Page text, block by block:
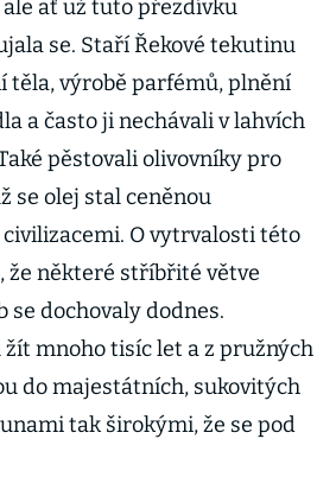
ale ať už tuto přezdívku
se. Staří Řekové tekutinu
těla, výrobě parfémů, plnění
a často ji nechávali v lahvích
pěstovali olivovníky pro
se olej stal ceněnou
O vytrvalosti této
že některé stříbřité větve
se dochovaly dodnes.
mnoho tisíc let a z pružných
do majestátních, sukovitých
tak širokými, že se pod